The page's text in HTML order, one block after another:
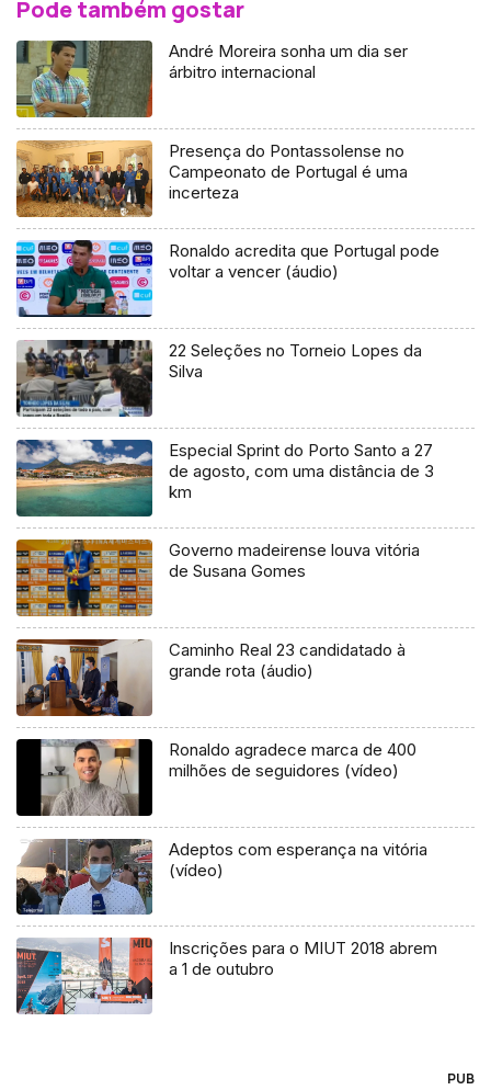
Pode também gostar
André Moreira sonha um dia ser
árbitro internacional
Presença do Pontassolense no
Campeonato de Portugal é uma
incerteza
Ronaldo acredita que Portugal pode
voltar a vencer (áudio)
22 Seleções no Torneio Lopes da
Silva
Especial Sprint do Porto Santo a 27
de agosto, com uma distância de 3
km
Governo madeirense louva vitória
de Susana Gomes
Caminho Real 23 candidatado à
grande rota (áudio)
Ronaldo agradece marca de 400
milhões de seguidores (vídeo)
Adeptos com esperança na vitória
(vídeo)
Inscrições para o MIUT 2018 abrem
a 1 de outubro
PUB